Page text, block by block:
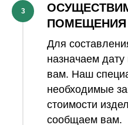
3
ПОМЕЩЕНИЯ
Для
назначаем
вам. Наш
необходимые
стоимости
сообщаем вам.